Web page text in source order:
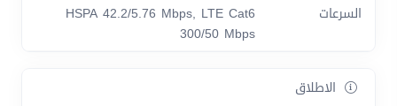
السرعات
HSPA 42.2/5.76 Mbps, LTE Cat6
300/50 Mbps
الاطلاق